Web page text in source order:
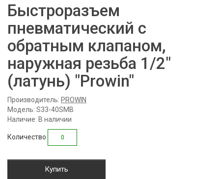
Быстроразъем
пневматический с
обратным клапаном,
наружная резьба 1/2"
(латунь) "Prowin"
Производитель: PROWIN
Модель: S33-40SMB
Наличие: В наличии
Количество
Купить